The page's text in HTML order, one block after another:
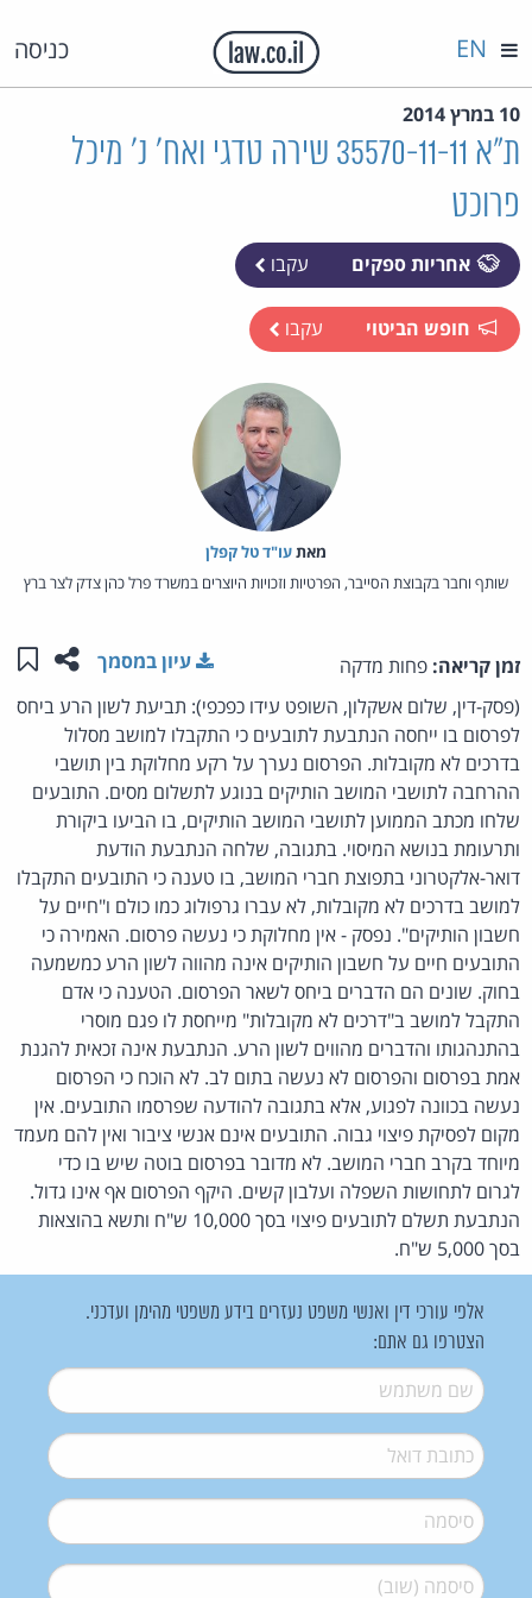
כניסה EN
10 במרץ 2014
ת"א 35570-11-11 שירה טדגי ואח' נ' מיכל
פרוכט
אחריות ספקים עקבו
חופש הביטוי עקבו
מאת‏עו"ד טל קפלן
שותף וחבר בקבוצת הסייבר, הפרטיות וזכויות היוצרים במשרד פרל כהן צדק לצר ברץ
זמן קריאה: פחות מדקה שתפו
עיון במסמך
(פסק-דין, שלום אשקלון, השופט עידו כפכפי): תביעת לשון הרע ביחס
לפרסום בו ייחסה הנתבעת לתובעים כי התקבלו למושב מסלול
בדרכים לא מקובלות. הפרסום נערך על רקע מחלוקת בין תושבי
ההרחבה לתושבי המושב הותיקים בנוגע לתשלום מסים. התובעים
שלחו מכתב הממוען לתושבי המושב הותיקים, בו הביעו ביקורת
ותרעומת בנושא המיסוי. בתגובה, שלחה הנתבעת הודעת
דואר-אלקטרוני בתפוצת חברי המושב, בו טענה כי התובעים התקבלו
למושב בדרכים לא מקובלות, לא עברו גרפולוג כמו כולם ו"חיים על
חשבון הותיקים". נפסק - אין מחלוקת כי נעשה פרסום. האמירה כי
התובעים חיים על חשבון הותיקים אינה מהווה לשון הרע כמשמעה
בחוק. שונים הם הדברים ביחס לשאר הפרסום. הטענה כי אדם
התקבל למושב ב"דרכים לא מקובלות" מייחסת לו פגם מוסרי
בהתנהגותו והדברים מהווים לשון הרע. הנתבעת אינה זכאית להגנת
אמת בפרסום והפרסום לא נעשה בתום לב. לא הוכח כי הפרסום
נעשה בכוונה לפגוע, אלא בתגובה להודעה שפרסמו התובעים. אין
מקום לפסיקת פיצוי גבוה. התובעים אינם אנשי ציבור ואין להם מעמד
מיוחד בקרב חברי המושב. לא מדובר בפרסום בוטה שיש בו כדי
לגרום לתחושות השפלה ועלבון קשים. היקף הפרסום אף אינו גדול.
הנתבעת תשלם לתובעים פיצוי בסך 10,000 ש"ח ותשא בהוצאות
בסך 5,000 ש"ח.
אלפי עורכי דין ואנשי משפט נעזרים בידע משפטי מהימן ועדכני.
הצטרפו גם אתם:
שם משתמש*
דואל*
סיסמה*
סיסמה (שוב)*